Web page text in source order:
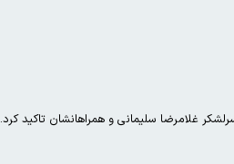
غلامرضا سلیمانی و همراهانشان تاکید کرد.